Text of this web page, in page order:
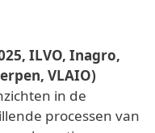
ILVO, Inagro,
VLAIO)
in de
processen van